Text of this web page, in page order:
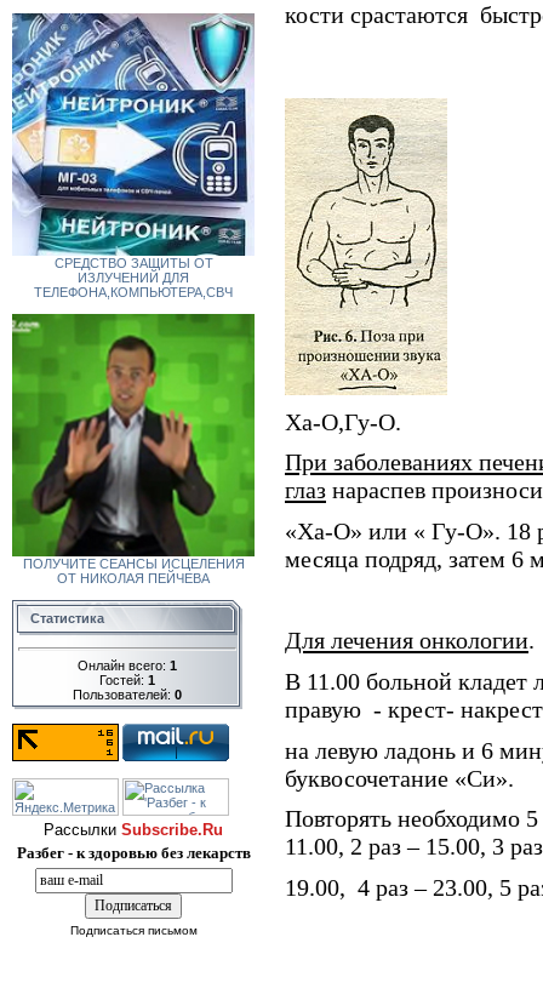
СРЕДСТВО ЗАЩИТЫ ОТ
ИЗЛУЧЕНИЙ ДЛЯ
ТЕЛЕФОНА,КОМПЬЮТЕРА,СВЧ
ПОЛУЧИТЕ СЕАНСЫ ИСЦЕЛЕНИЯ
ОТ НИКОЛАЯ ПЕЙЧЕВА
Статистика
Онлайн всего: 1
Гостей: 1
Пользователей: 0
Рассылки Subscribe.Ru
Разбег - к здоровью без лекарств
Подписаться письмом
кости срастаются
Ха-О,Гу-О.
При заболеваниях
глаз нараспев
«Ха-О» или « Гу-О». 18
месяца подряд, затем 6
Для лечения онкологии.
В 11.00 больной кладет
правую - крест- накрест
на левую ладонь и 6
буквосочетание «Си».
Повторять необходимо
11.00, 2 раз – 15.00, 3 раз
19.00, 4 раз – 23.00, 5